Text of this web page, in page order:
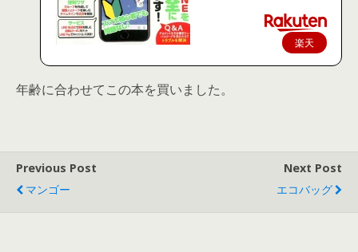
楽天
で購
年齢に合わせてこの本を買いました。
Previous Post
マンゴー
Next Post
エコバッグ